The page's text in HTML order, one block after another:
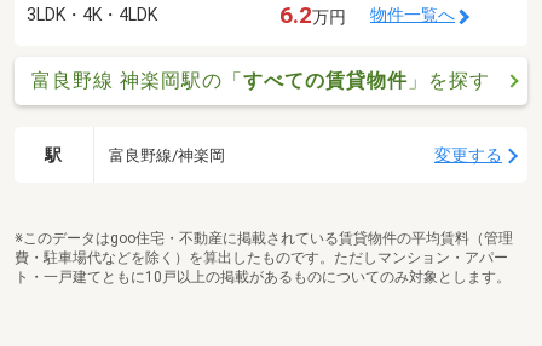
3LDK・4K・4LDK 6.2万円 物件一覧へ
富良野線 神楽岡駅の「すべての賃貸物件 」を探す
駅 富良野線/神楽岡 変更する
※このデータはgoo住宅・不動産に掲載されている賃貸物件の平均賃料（管理
費・駐車場代などを除く）を算出したものです。ただしマンション・アパー
ト・一戸建てともに10戸以上の掲載があるものについてのみ対象とします。